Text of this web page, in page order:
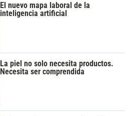
El nuevo mapa laboral de la
inteligencia artificial
La piel no solo necesita productos.
Necesita ser comprendida